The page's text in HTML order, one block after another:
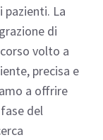
pazienti. La
di
volto a
precisa e
a offrire
del